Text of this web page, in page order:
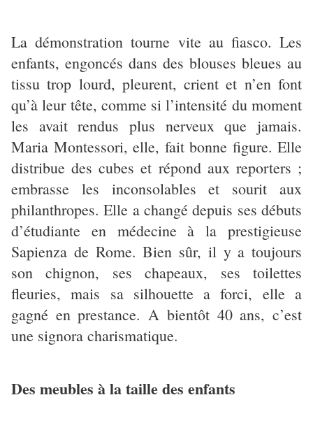
La démonstration tourne vite au fiasco. Les
enfants, engoncés dans des blouses bleues au
tissu trop lourd, pleurent, crient et n’en font
qu’à leur tête, comme si l’intensité du moment
les avait rendus plus nerveux que jamais.
Maria Montessori, elle, fait bonne figure. Elle
distribue des cubes et répond aux reporters ;
embrasse les inconsolables et sourit aux
philanthropes. Elle a changé depuis ses débuts
d’étudiante en médecine à la prestigieuse
Sapienza de Rome. Bien sûr, il y a toujours
son chignon, ses chapeaux, ses toilettes
fleuries, mais sa silhouette a forci, elle a
gagné en prestance. A bientôt 40 ans, c’est
une signora charismatique.
Des meubles à la taille des enfants